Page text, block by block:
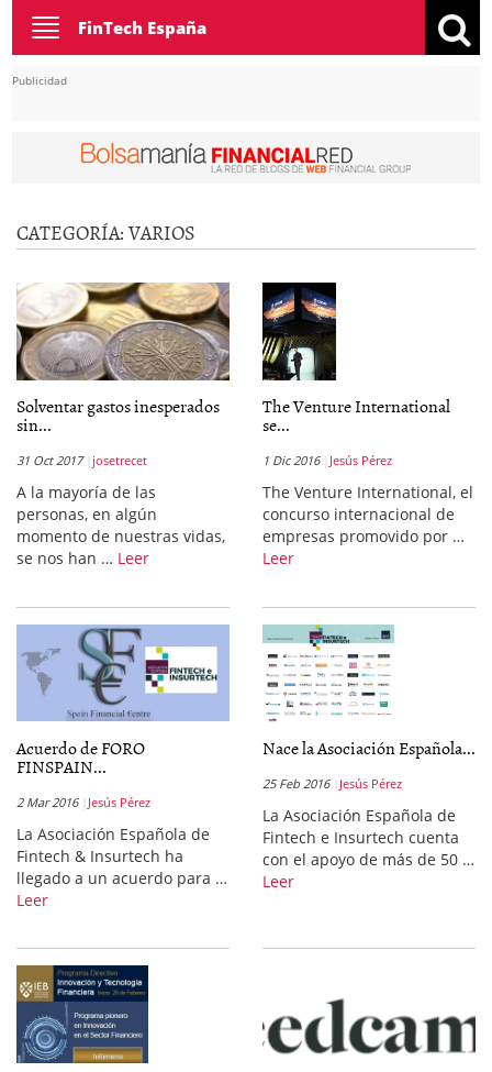
Toggle
navigation
FinTech España
Publicidad
CATEGORÍA:VARIOS
Solventar gastos inesperados
sin...
31 Oct 2017 josetrecet
A la mayoría de las
personas, en algún
momento de nuestras vidas,
se nos han … Leer
The Venture International
se...
1 Dic 2016 Jesús Pérez
The Venture International, el
concurso internacional de
empresas promovido por …
Leer
Acuerdo de FORO
FINSPAIN...
2 Mar 2016 Jesús Pérez
La Asociación Española de
Fintech & Insurtech ha
llegado a un acuerdo para …
Leer
Nace la Asociación Española...
25 Feb 2016 Jesús Pérez
La Asociación Española de
Fintech e Insurtech cuenta
con el apoyo de más de 50 …
Leer